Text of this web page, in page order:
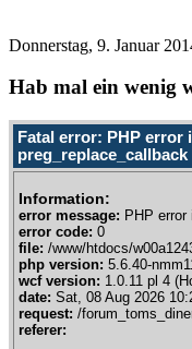
Donnerstag, 9. Januar
Hab mal ein wenig
Fatal error: PHP error
preg_replace_callback
Information:
error message: PHP
error code: 0
file: /www/htdocs/
php version: 5.6.40-
wcf version: 1.0.11 pl 4
date: Sat, 08 Aug 2026
request: /
referer: